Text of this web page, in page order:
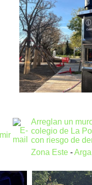
Arreglan un
colegio de La
con riesgo de
Zona Este -